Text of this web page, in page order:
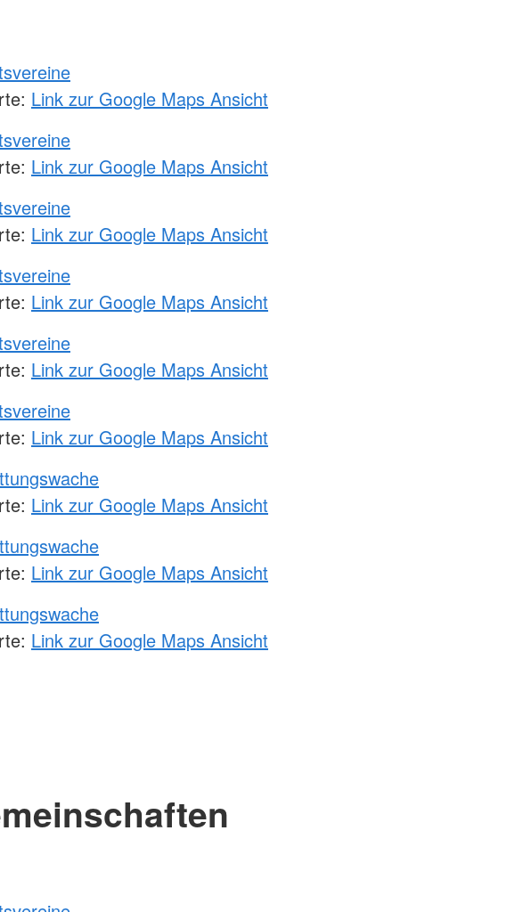
Link zur Google Maps Ansicht
Link zur Google Maps Ansicht
Link zur Google Maps Ansicht
Link zur Google Maps Ansicht
Link zur Google Maps Ansicht
Link zur Google Maps Ansicht
Link zur Google Maps Ansicht
Link zur Google Maps Ansicht
Link zur Google Maps Ansicht